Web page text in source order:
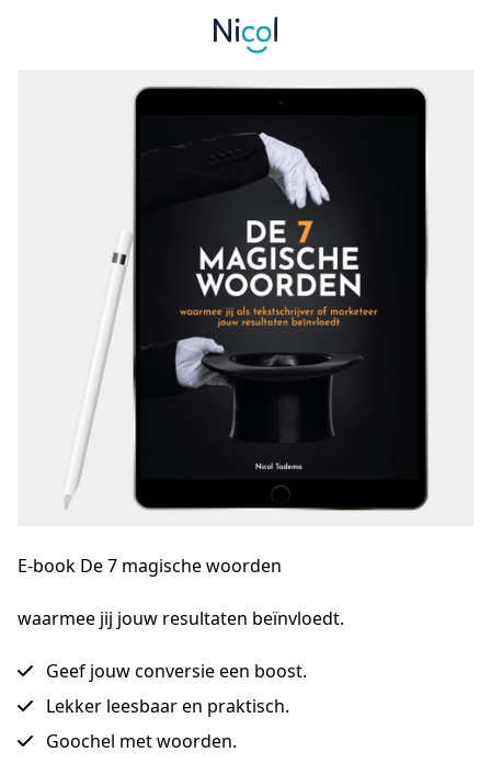
E-book De 7 magische woorden
waarmee jij jouw resultaten beïnvloedt.
Geef jouw conversie een boost.
Lekker leesbaar en praktisch.
Goochel met woorden.